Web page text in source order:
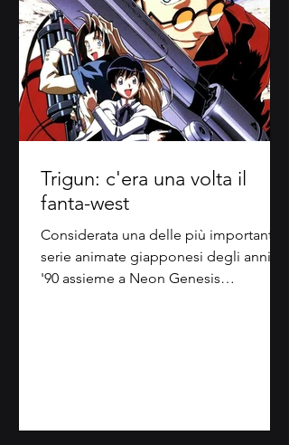
Trigun: c'era una volta il
fanta-west
Considerata una delle più importanti
serie animate giapponesi degli anni
'90 assieme a Neon Genesis